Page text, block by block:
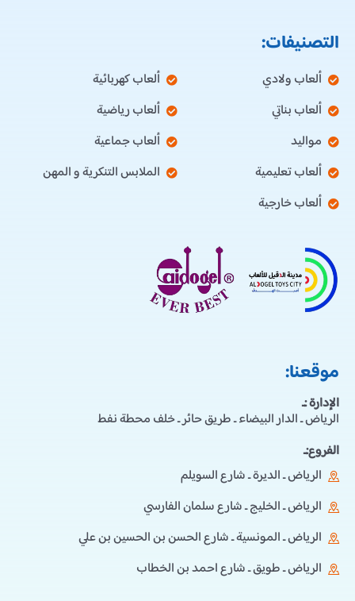
التصنيفات:
ألعاب ولادي
ألعاب بناتي
مواليد
ألعاب تعليمية
ألعاب خارجية
ألعاب كهربائية
ألعاب رياضية
ألعاب جماعية
الملابس التنكرية و المهن
موقعنا:
الإدارة :ـ
الرياض ـ الدار البيضاء ـ طريق حائر ـ خلف محطة نفط
الفروع:ـ
الرياض ـ الديرة ـ شارع السويلم
الرياض ـ الخليج ـ شارع سلمان الفارسي
الرياض ـ المونسية ـ شارع الحسن بن الحسين بن علي
الرياض ـ طويق ـ شارع احمد بن الخطاب